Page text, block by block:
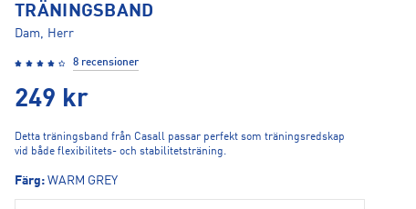
TRÄNINGSBAND
Dam, Herr
8 recensioner
249 kr
Detta träningsband från Casall passar perfekt som träningsredskap
vid både flexibilitets- och stabilitetsträning.
Färg: WARM GREY